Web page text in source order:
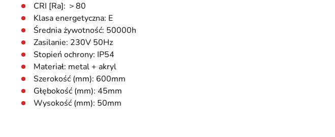
CRI [Ra]: ＞80
Klasa energetyczna: E
Średnia żywotność: 50000h
Zasilanie: 230V 50Hz
Stopień ochrony: IP54
Materiał: metal + akryl
Szerokość (mm): 600mm
Głębokość (mm): 45mm
Wysokość (mm): 50mm